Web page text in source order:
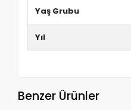
Yaş Grubu
Yıl
Benzer Ürünler